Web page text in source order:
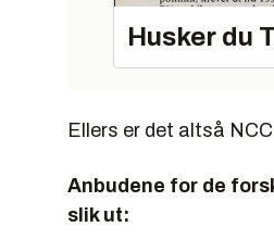
Husker du
Ellers er det altså
Anbudene for de
slik ut: